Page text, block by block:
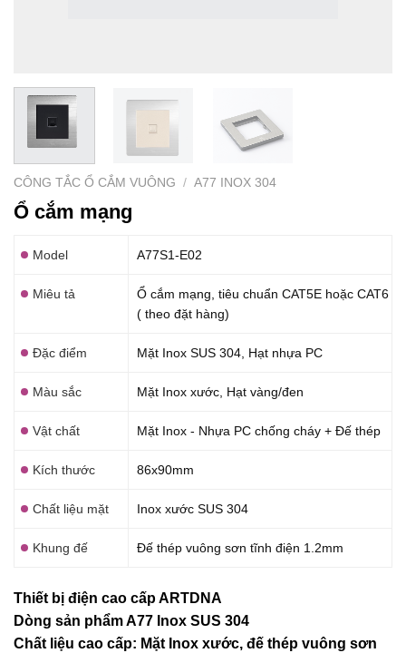
CÔNG TẮC Ổ CẮM VUÔNG / A77 INOX 304
Ổ cắm mạng
Model A77S1-E02
Miêu tả
Ổ cắm mạng, tiêu chuẩn CAT5E hoặc CAT6
( theo đặt hàng)
Đặc điểm Mặt Inox SUS 304, Hạt nhựa PC
Màu sắc Mặt Inox xước, Hạt vàng/đen
Vật chất Mặt Inox - Nhựa PC chống cháy + Đế thép
Kích thước 86x90mm
Chất liệu mặt Inox xước SUS 304
Khung đế Đế thép vuông sơn tĩnh điện 1.2mm
Thiết bị điện cao cấp ARTDNA
Dòng sản phẩm A77 Inox SUS 304
Chất liệu cao cấp: Mặt Inox xước, đế thép vuông sơn